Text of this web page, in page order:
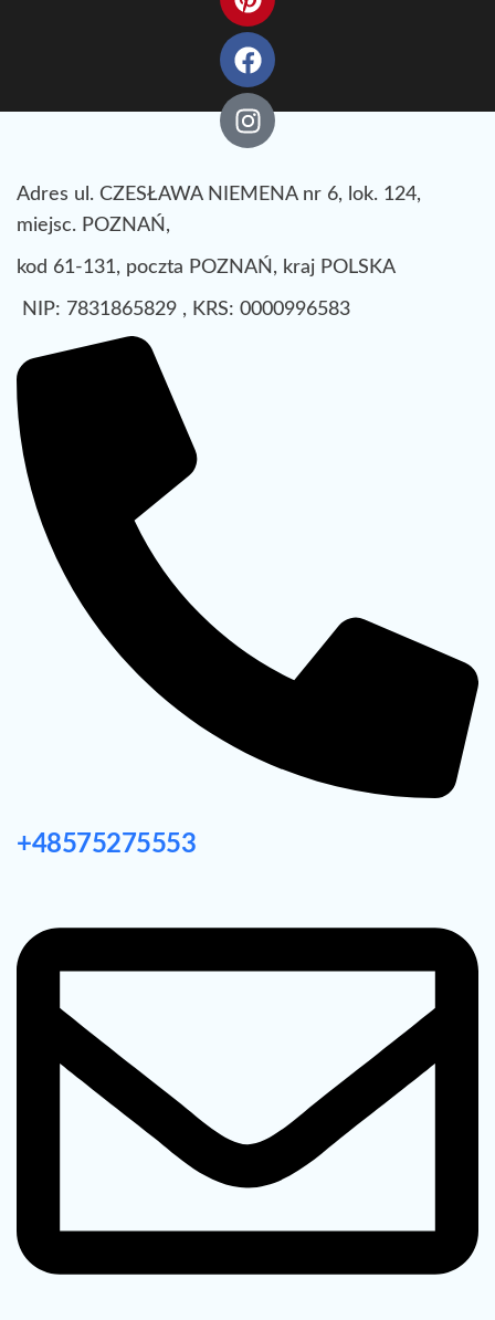
Adres ul. CZESŁAWA NIEMENA nr 6, lok. 124,
miejsc. POZNAŃ,
kod 61-131, poczta POZNAŃ, kraj POLSKA
NIP: 7831865829 , KRS: 0000996583
+48575275553